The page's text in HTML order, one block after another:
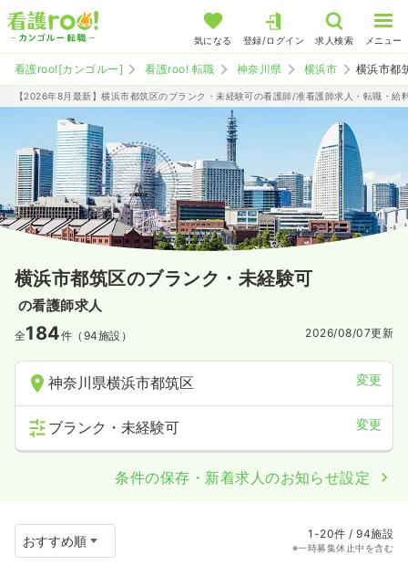
気になる 登録/ログイン 求人検索 メニュー
看護roo![カンゴルー] 看護roo! 転職 神奈川県 横浜市 横浜市都
【2026年8月最新】横浜市都筑区のブランク・未経験可の看護師/准看護師求人・転職・給
横浜市都筑区のブランク・未経験可
の看護師求人
全184件（94施設） 2026/08/07更新
神奈川県横浜市都筑区 変更
ブランク・未経験可 変更
条件の保存・新着求人のお知らせ設定
1-20件 / 94施設
※一時募集休止中を含む